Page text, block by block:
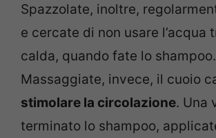
Spazzolate, inoltre,
e cercate di non usare l’acqua
calda, quando fate lo shampoo.
Massaggiate, invece, il cuoio
stimolare la circolazione. Una
terminato lo shampoo,